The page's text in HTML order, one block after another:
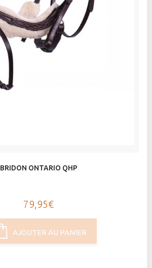
BRIDON ONTARIO QHP
79,95€
AJOUTER AU PANIER